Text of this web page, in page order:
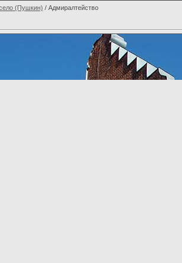
(Пушкин) / Адмиралтейство